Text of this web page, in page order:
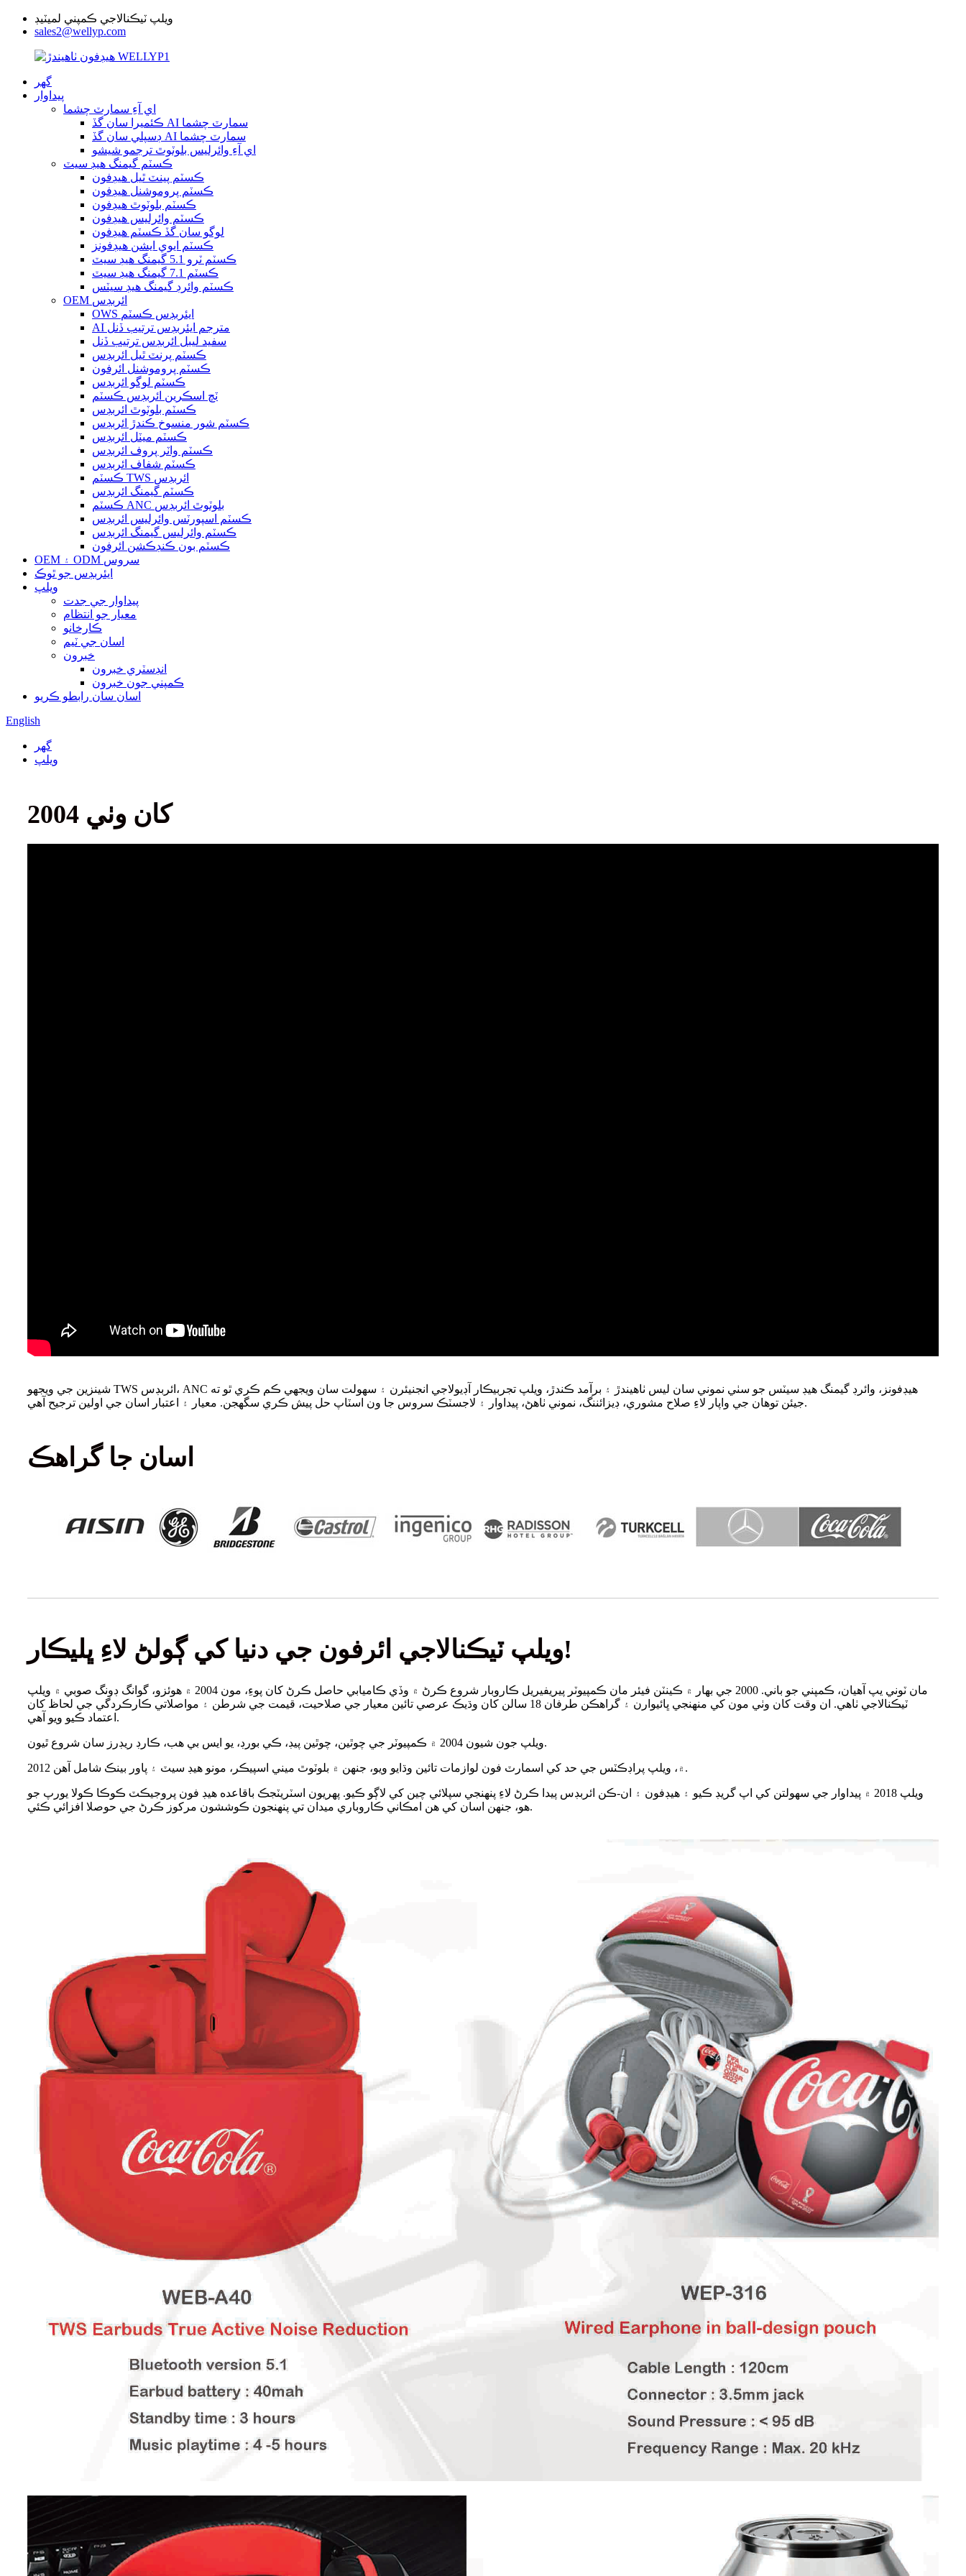
ويلپ ٽيڪنالاجي ڪمپني لميٽيڊ
sales2@wellyp.com
گھر
پيداوار
اي آءِ سمارٽ چشما
ڪئميرا سان گڏ AI سمارٽ چشما
ڊسپلي سان گڏ AI سمارٽ چشما
اي آءِ وائرليس بلوٽوٿ ترجمو شيشو
ڪسٽم گيمنگ هيڊ سيٽ
ڪسٽم پينٽ ٿيل هيڊفون
ڪسٽم پروموشنل هيڊفون
ڪسٽم بلوٽوٿ هيڊفون
ڪسٽم وائرليس هيڊفون
لوگو سان گڏ ڪسٽم هيڊفون
ڪسٽم ايوي ايشن هيڊفونز
ڪسٽم ٽرو 5.1 گيمنگ هيڊ سيٽ
ڪسٽم 7.1 گيمنگ هيڊ سيٽ
ڪسٽم وائرڊ گيمنگ هيڊ سيٽس
OEM ائربڊس
OWS ايئربڊس ڪسٽم
AI مترجم ايئربڊس ترتيب ڏنل
سفيد ليبل ائربڊس ترتيب ڏنل
ڪسٽم پرنٽ ٿيل ائربڊس
ڪسٽم پروموشنل ائرفون
ڪسٽم لوگو ائربڊس
ٽچ اسڪرين ائربڊس ڪسٽم
ڪسٽم بلوٽوٿ ائربڊس
ڪسٽم شور منسوخ ڪندڙ ائربڊس
ڪسٽم ميٽل ائربڊس
ڪسٽم واٽر پروف ائربڊس
ڪسٽم شفاف ائربڊس
ڪسٽم TWS ائربڊس
ڪسٽم گيمنگ ائربڊس
ڪسٽم ANC بلوٽوٿ ائربڊس
ڪسٽم اسپورٽس وائرليس ائربڊس
ڪسٽم وائرليس گيمنگ ائربڊس
ڪسٽم بون ڪنڊڪشن ائرفون
OEM ۽ ODM سروس
ايئربڊس جو ٿوڪ
ويلپ
پيداوار جي جدت
معيار جو انتظام
ڪارخانو
اسان جي ٽيم
خبرون
انڊسٽري خبرون
ڪمپني جون خبرون
اسان سان رابطو ڪريو
English
گھر
ويلپ
2004 کان وٺي
شينزين جي ويجهو TWS ائربڊس، ANC هيڊفونز، وائرڊ گيمنگ هيڊ سيٽس جو سٺي نموني سان ليس ٺاهيندڙ ۽ برآمد ڪندڙ، ويلپ تجربيڪار آڊيولاجي انجنيئرن ۽ سهولت سان ويجهي ڪم ڪري ٿو ته
جيئن توهان جي واپار لاءِ صلاح مشوري، ڊيزائننگ، نموني ٺاهڻ، پيداوار ۽ لاجسٽڪ سروس جا ون اسٽاپ حل پيش ڪري سگهجن. معيار ۽ اعتبار اسان جي اولين ترجيح آهي.
اسان جا گراهڪ
ويلپ ٽيڪنالاجي ائرفون جي دنيا کي ڳولڻ لاءِ ڀليڪار!
مان ٽوني يپ آهيان، ڪمپني جو باني. 2000 جي بهار ۾ ڪينٽن فيئر مان ڪمپيوٽر پيريفيريل ڪاروبار شروع ڪرڻ ۾ وڏي ڪاميابي حاصل ڪرڻ کان پوءِ، مون 2004 ۾ هوئزو، گوانگ ڊونگ صوبي ۾ ويلپ
ٽيڪنالاجي ٺاهي. ان وقت کان وٺي مون کي منهنجي ڀائيوارن ۽ گراهڪن طرفان 18 سالن کان وڌيڪ عرصي تائين معيار جي صلاحيت، قيمت جي شرطن ۽ مواصلاتي ڪارڪردگي جي لحاظ کان
اعتماد ڪيو ويو آهي.
ويلپ جون شيون 2004 ۾ ڪمپيوٽر جي چوٿين، چوٿين پيڊ، ڪي بورڊ، يو ايس بي هب، ڪارڊ ريڊرز سان شروع ٿيون.
2012 ۾، ويلپ پراڊڪٽس جي حد کي اسمارٽ فون لوازمات تائين وڌايو ويو، جنهن ۾ بلوٽوٿ ميني اسپيڪر، مونو هيڊ سيٽ ۽ پاور بينڪ شامل آهن.
ويلپ 2018 ۾ پيداوار جي سهولتن کي اپ گريڊ ڪيو ۽ هيڊفون ۽ ان-ڪن ائربڊس پيدا ڪرڻ لاءِ پنهنجي سپلائي چين کي لاڳو ڪيو. پهريون اسٽريٽجڪ باقاعده هيڊ فون پروجيڪٽ ڪوڪا ڪولا يورپ جو
هو، جنهن اسان کي هن امڪاني ڪاروباري ميدان تي پنهنجون ڪوششون مرکوز ڪرڻ جي حوصلا افزائي ڪئي.